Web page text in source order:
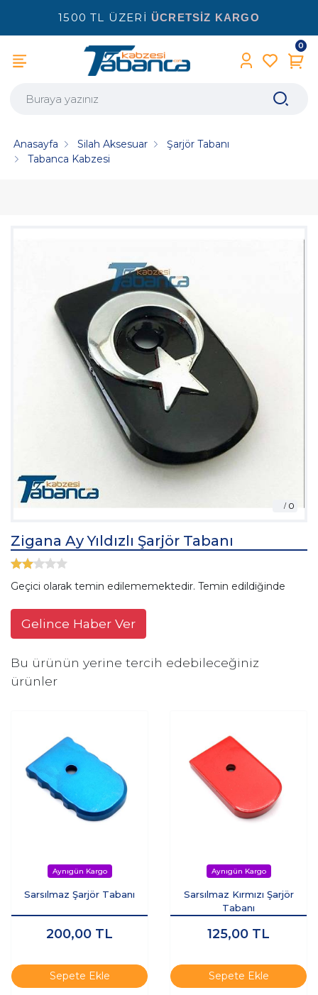
1500 TL ÜZERİ ÜCRETSİZ KARGO
0
Anasayfa Silah Aksesuar
Şarjör Tabanı
Tabanca Kabzesi
Zigana Ay Yıldızlı Şarjör Tabanı
Geçici olarak temin edilememektedir. Temin edildiğinde
Gelince Haber Ver
Bu ürünün yerine tercih edebileceğiniz
ürünler
Sarsılmaz Şarjör Tabanı
200,00 TL
Sepete Ekle
Sarsılmaz Kırmızı Şarjör
Tabanı
125,00 TL
Sepete Ekle